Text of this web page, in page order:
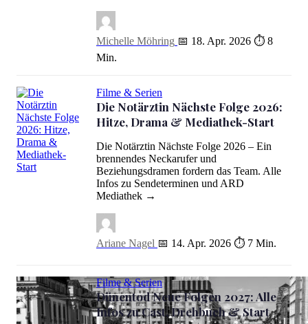
Michelle Möhring 📅 18. Apr. 2026 ⏱ 8
Min.
Die Notärztin Nächste Folge 2026: Hitze, Drama & Mediathek-
Filme & Serien
Die Notärztin Nächste Folge 2026:
Hitze, Drama & Mediathek-Start
Die Notärztin Nächste Folge 2026 – Ein
brennendes Neckarufer und
Beziehungsdramen fordern das Team. Alle
Infos zu Sendeterminen und ARD
Mediathek →
Ariane Nagel 📅 14. Apr. 2026 ⏱ 7 Min.
Filme & Serien
Dünentod Neue Folgen 2027: Alle
Infos zu Cast, Drehbuch & Start